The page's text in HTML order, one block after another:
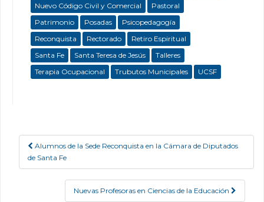
Nuevo Código Civil y Comercial
Pastoral
Patrimonio
Posadas
Psicopedagogía
Reconquista
Rectorado
Retiro Espiritual
Santa Fe
Santa Teresa de Jesús
Talleres
Terapia Ocupacional
Trubutos Municipales UCSF
Post navigation
Alumnos de la Sede Reconquista en la Cámara de Diputados
de Santa Fe
Nuevas Profesoras en Ciencias de la Educación